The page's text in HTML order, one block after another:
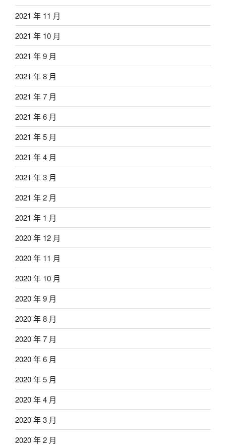
2021 年 11 月
2021 年 10 月
2021 年 9 月
2021 年 8 月
2021 年 7 月
2021 年 6 月
2021 年 5 月
2021 年 4 月
2021 年 3 月
2021 年 2 月
2021 年 1 月
2020 年 12 月
2020 年 11 月
2020 年 10 月
2020 年 9 月
2020 年 8 月
2020 年 7 月
2020 年 6 月
2020 年 5 月
2020 年 4 月
2020 年 3 月
2020 年 2 月